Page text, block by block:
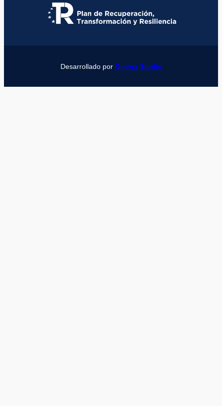
Desarrollado por Girona Studio